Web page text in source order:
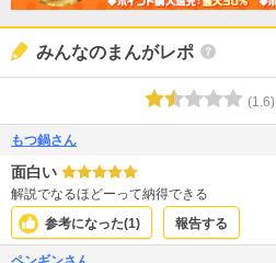
みんなのまんがレポ
(1.6)
もつ鍋さん
面白い
解説でなるほどーって納得できる
参考になった(1) 報告する